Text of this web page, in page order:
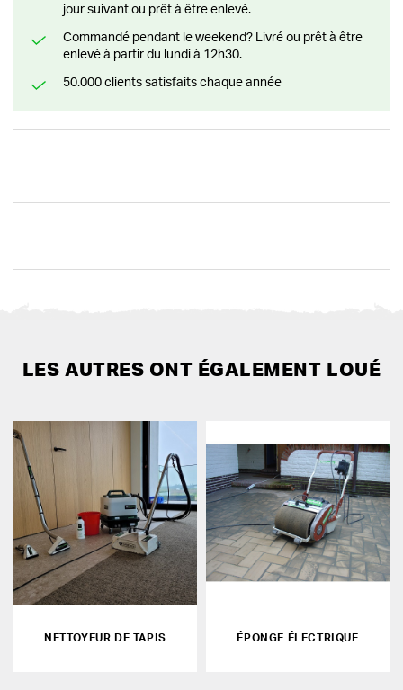
jour suivant ou prêt à être enlevé.
Commandé pendant le weekend? Livré ou prêt à être
enlevé à partir du lundi à 12h30.
50.000 clients satisfaits chaque année
LES AUTRES ONT ÉGALEMENT LOUÉ
NETTOYEUR DE TAPIS ÉPONGE ÉLECTRIQUE